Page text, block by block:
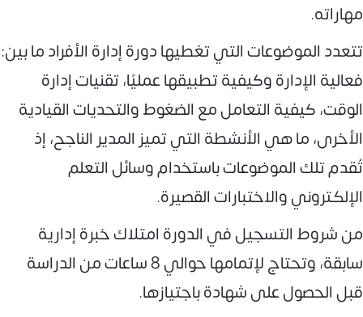
مهاراته.
تتعدد الموضوعات التي تغطيها دورة إدارة الأفراد ما بين:
فعالية الإدارة وكيفية تطبيقها عمليًا، تقنيات إدارة
الوقت، كيفية التعامل مع الضغوط والتحديات القيادية
الأخرى، ما هي الأنشطة التي تميز المدير الناجح، إذ
تُقدم تلك الموضوعات باستخدام وسائل التعلم
الإلكتروني والاختبارات القصيرة.
من شروط التسجيل في الدورة امتلاك خبرة إدارية
سابقة، وتحتاج لإتمامها حوالي 8 ساعات من الدراسة
قبل الحصول على شهادة باجتيازها.